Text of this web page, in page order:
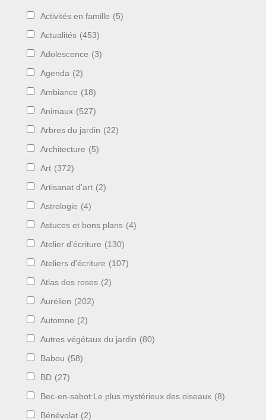
Activités en famille (5)
Actualités (453)
Adolescence (3)
Agenda (2)
Ambiance (18)
Animaux (527)
Arbres du jardin (22)
Architecture (5)
Art (372)
Artisanat d'art (2)
Astrologie (4)
Astuces et bons plans (4)
Atelier d'écriture (130)
Ateliers d'écriture (107)
Atlas des roses (2)
Aurélien (202)
Automne (2)
Autres végétaux du jardin (80)
Babou (58)
BD (27)
Bec-en-sabot:Le plus mystérieux des oiseaux (8)
Bénévolat (2)